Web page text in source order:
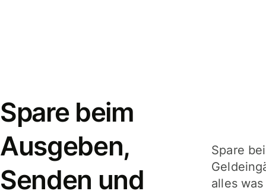
Spare beim
Ausgeben,
Senden und
Spare
alles